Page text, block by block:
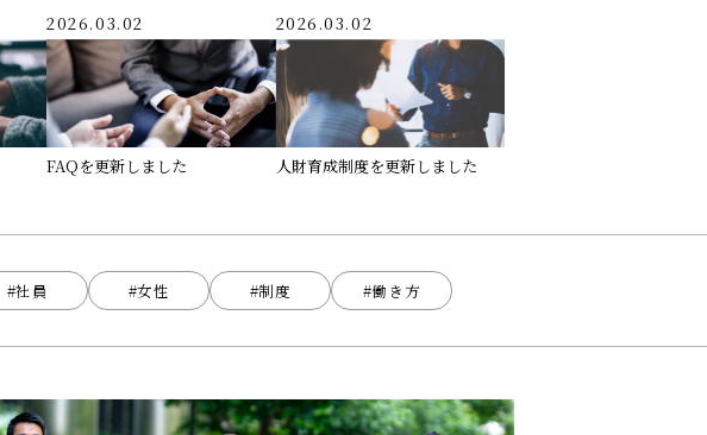
2026.03.02
FAQを更新しました
2026.03.02
人財育成制度を更新しました
#社員 #女性 #制度 #働き方